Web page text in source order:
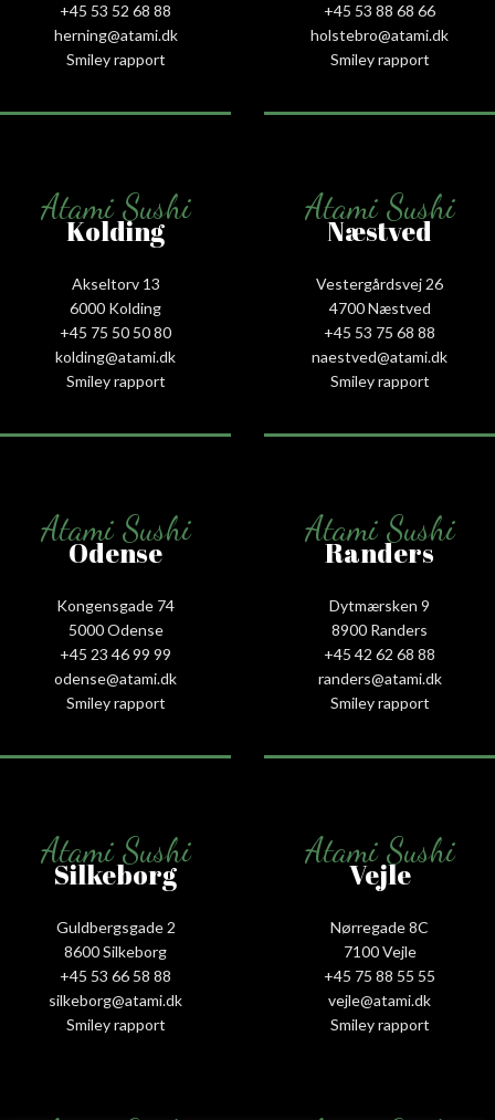
+45 53 52 68 88
herning@atami.dk
Smiley rapport
+45 53 88 68 66
holstebro@atami.dk
Smiley rapport
Atami Sushi
Kolding
Akseltorv 13
6000 Kolding
+45 75 50 50 80
kolding@atami.dk
Smiley rapport
Atami Sushi
Næstved
Vestergårdsvej 26
4700 Næstved
+45 53 75 68 88
naestved@atami.dk
Smiley rapport
Atami Sushi
Odense
Kongensgade 74
5000 Odense
+45 23 46 99 99
odense@atami.dk
Smiley rapport
Atami Sushi
Randers
Dytmærsken 9
8900 Randers
+45 42 62 68 88
randers@atami.dk
Smiley rapport
Atami Sushi
Silkeborg
Guldbergsgade 2
8600 Silkeborg
+45 53 66 58 88
silkeborg@atami.dk
Smiley rapport
Atami Sushi
Vejle
Nørregade 8C
7100 Vejle
+45 75 88 55 55
vejle@atami.dk
Smiley rapport